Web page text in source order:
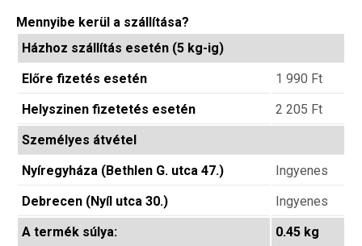
Mennyibe kerül a szállítása?
Házhoz szállítás esetén (5 kg-ig)
Előre fizetés esetén
1 990 Ft
Helyszinen fizetetés esetén
2 205 Ft
Személyes átvétel
Nyíregyháza (Bethlen G. utca 47.)
Ingyenes
Debrecen (Nyíl utca 30.)
Ingyenes
A termék súlya:
0.45 kg